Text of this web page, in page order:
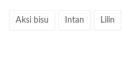
Aksi bisu Intan Lilin